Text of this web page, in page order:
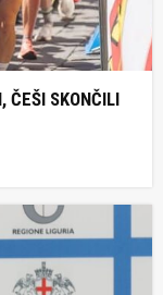
ČEŠI SKONČILI